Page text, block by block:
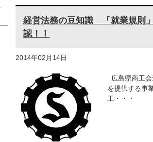
経営法務の豆知識 「就業規則
認！！
2014年02月14日
広島県商工
を提供する事
工・・・